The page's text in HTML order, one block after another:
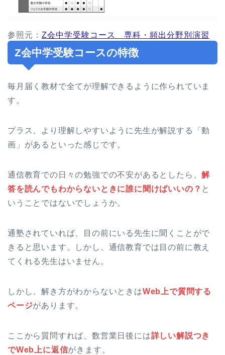
参照元： Z会中学受験コース 専科・頻出分野別演習
Z会中学受験コースの特徴
毎月届く教材で全てが理解できるように作られていま
す。
プラス、より理解しやすいように先生が解説する「動
画」があるといった感じです。
通信教育での日々の勉強での不安があるとしたら、解
答を読んでもわからないときに誰に聞けばいいの？ と
いうことではないでしょうか。
通塾されていれば、目の前にいる先生に聞くことがで
きると思います。しかし、通信教育では目の前に教え
てくれる先生はいません。
しかし、解き方がわからないときはWeb上で質問する
ページがあります。
ここから質問すれば、数営業日後には詳しい解説つき
でWeb上に返信がきます。